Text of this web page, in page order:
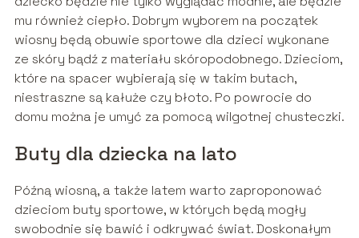
mu również ciepło. Dobrym wyborem na początek
wiosny będą obuwie sportowe dla dzieci wykonane
ze skóry bądź z materiału skóropodobnego. Dzieciom,
które na spacer wybierają się w takim butach,
niestraszne są kałuże czy błoto. Po powrocie do
domu można je umyć za pomocą wilgotnej chusteczki.
Buty dla dziecka na lato
Późną wiosną, a także latem warto zaproponować
dzieciom buty sportowe, w których będą mogły
swobodnie się bawić i odkrywać świat. Doskonałym